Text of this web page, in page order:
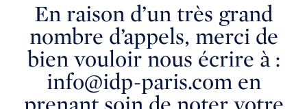
En raison d’un très grand
nombre d’appels, merci de
bien vouloir nous écrire à :
info@idp-paris.com en
prenant soin de noter votre